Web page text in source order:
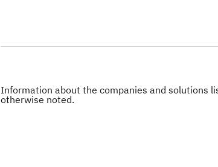
Information about the companies and solutions
otherwise noted.